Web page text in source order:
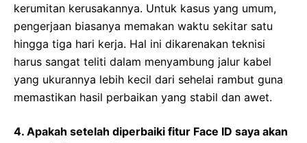
kerumitan kerusakannya. Untuk kasus yang umum,
pengerjaan biasanya memakan waktu sekitar satu
hingga tiga hari kerja. Hal ini dikarenakan teknisi
harus sangat teliti dalam menyambung jalur kabel
yang ukurannya lebih kecil dari sehelai rambut guna
memastikan hasil perbaikan yang stabil dan awet.
4. Apakah setelah diperbaiki fitur Face ID saya akan